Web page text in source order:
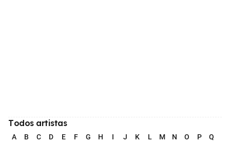
Todos artistas
A B C D E F G H I J K L M N O P Q